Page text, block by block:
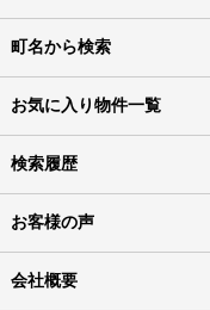
町名から検索
お気に入り物件一覧
検索履歴
お客様の声
会社概要